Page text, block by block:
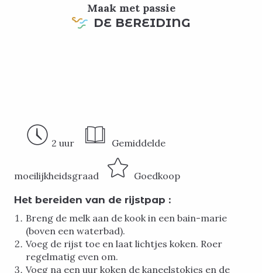
Maak met passie
DE BEREIDING
2 uur Gemiddelde
moeilijkheidsgraad Goedkoop
Het bereiden van de rijstpap :
Breng de melk aan de kook in een bain-marie
(boven een waterbad).
Voeg de rijst toe en laat lichtjes koken. Roer
regelmatig even om.
Voeg na een uur koken de kaneelstokjes en de